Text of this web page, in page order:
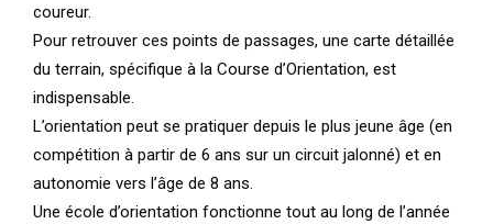
coureur.
Pour retrouver ces points de passages, une carte détaillée
du terrain, spécifique à la Course d’Orientation, est
indispensable.
L’orientation peut se pratiquer depuis le plus jeune âge (en
compétition à partir de 6 ans sur un circuit jalonné) et en
autonomie vers l’âge de 8 ans.
Une école d’orientation fonctionne tout au long de l’année